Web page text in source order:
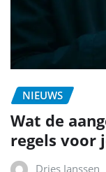
NIEUWS
Wat de
regels voor
Dries Janssen